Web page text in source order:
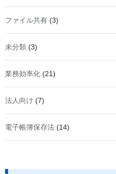
ファイル共有 (3)
未分類 (3)
業務効率化 (21)
法人向け (7)
電子帳簿保存法 (14)